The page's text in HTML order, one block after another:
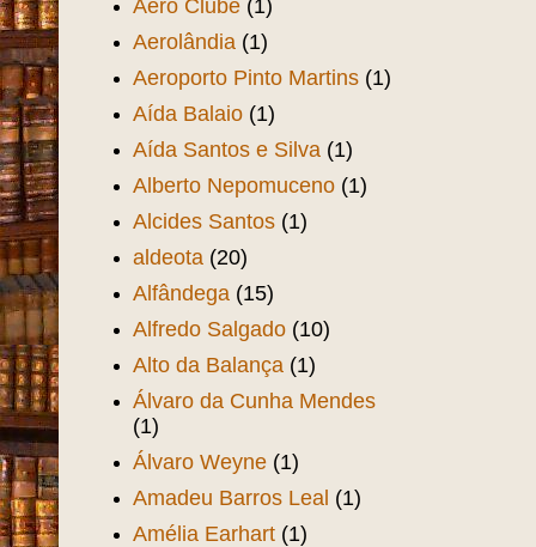
Aero Clube (1)
Aerolândia (1)
Aeroporto Pinto Martins (1)
Aída Balaio (1)
Aída Santos e Silva (1)
Alberto Nepomuceno (1)
Alcides Santos (1)
aldeota (20)
Alfândega (15)
Alfredo Salgado (10)
Alto da Balança (1)
Álvaro da Cunha Mendes
(1)
Álvaro Weyne (1)
Amadeu Barros Leal (1)
Amélia Earhart (1)